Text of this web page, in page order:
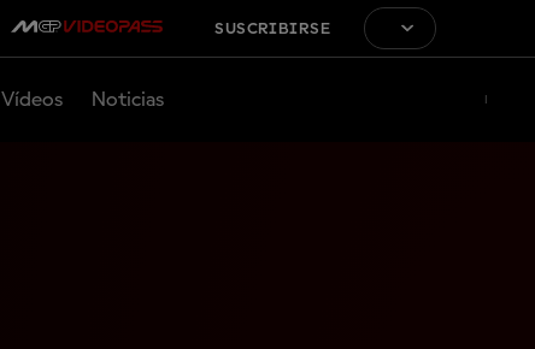
SUSCRIBIRSE
Vídeos Noticias